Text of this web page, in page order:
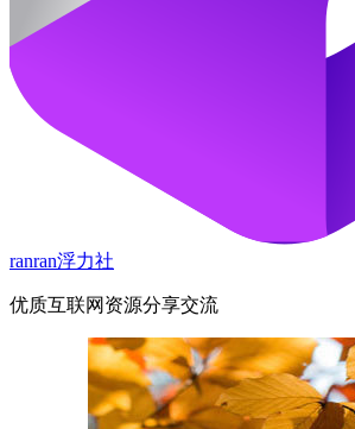
ranran浮力社
优质互联网资源分享交流